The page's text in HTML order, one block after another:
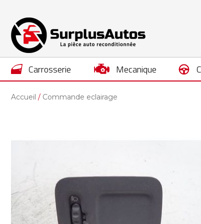
carrosserie mecanique
Accueil Commande eclairage
gallery